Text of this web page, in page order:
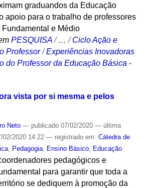
graduandos da Educação
apoio para o trabalho de professores
e Médio
PESQUISA /…/Ciclo Ação e
Professor /Experiências Inovadoras
do Professor da Educação Básica -
vista por si mesma e pelos
Neto — publicado07/02/2020 — última
02/2020 14:22 — registrado em: Cátedra de
, Pedagogia, Ensino Básico, Educação
pedagógicos e
para garantir que toda a
se dediquem à promoção da